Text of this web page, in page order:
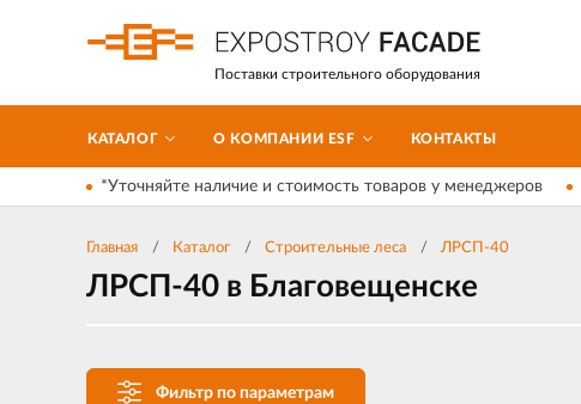
Поставки строительного оборудования
КАТАЛОГ О КОМПАНИИ ESF КОНТАКТЫ
*Уточняйте наличие и стоимость товаров у менеджеров
Главная Каталог Строительные леса ЛРСП-40
ЛРСП-40 в Благовещенске
Фильтр по параметрам